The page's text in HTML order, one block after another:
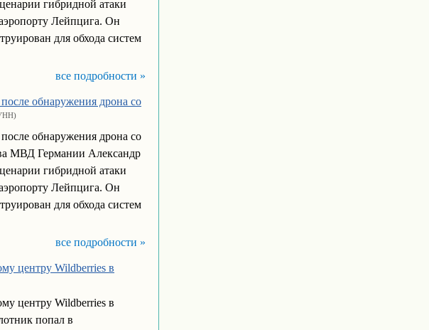
гибридной атаки
Лейпцига. Он
для обхода систем
все подробности »
обнаружения дрона со
обнаружения дрона со
МВД Германии Александр
гибридной атаки
Лейпцига. Он
для обхода систем
все подробности »
центру Wildberries в
центру Wildberries в
попал в